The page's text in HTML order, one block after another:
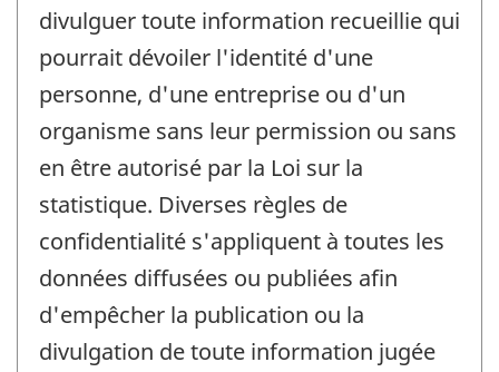
divulguer toute information recueillie qui
pourrait dévoiler l'identité d'une
personne, d'une entreprise ou d'un
organisme sans leur permission ou sans
en être autorisé par la Loi sur la
statistique. Diverses règles de
confidentialité s'appliquent à toutes les
données diffusées ou publiées afin
d'empêcher la publication ou la
divulgation de toute information jugée